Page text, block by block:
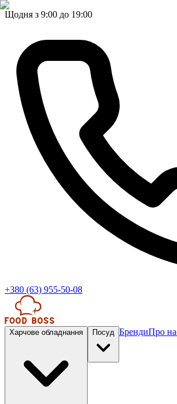
Щодня з 9:00 до 19:00
+380 (63) 955-50-08
Харчове обладнання Посуд БрендиПро